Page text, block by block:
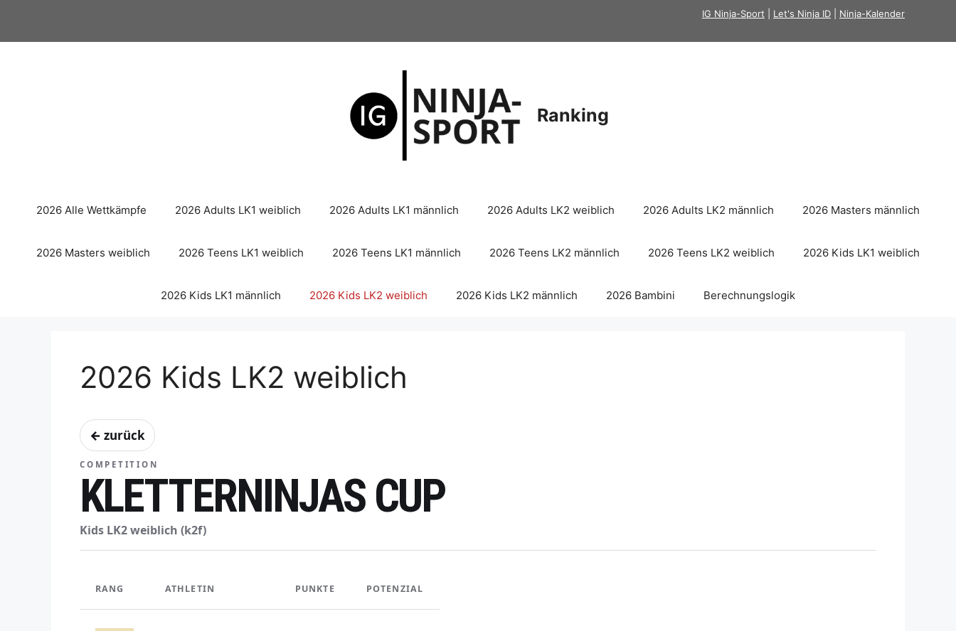
springen
IG Ninja-Sport Let's Ninja ID Ninja-Kalender
Ranking
2026 Alle Wettkämpfe 2026 Adults LK1 weiblich 2026 Adults LK1 männlich 2026 Adults LK2 weiblich 2026 Adults LK2 männlich 2026 Masters männlich
2026 Masters weiblich 2026 Teens LK1 weiblich 2026 Teens LK1 männlich 2026 Teens LK2 männlich 2026 Teens LK2 weiblich 2026 Kids LK1 weiblich
2026 Kids LK1 männlich 2026 Kids LK2 weiblich 2026 Kids LK2 männlich 2026 Bambini Berechnungslogik
2026 Kids LK2 weiblich
← zurück
COMPETITION
KLETTERNINJAS CUP
Kids LK2 weiblich (k2f)
RANG ATHLETIN PUNKTE POTENZIAL